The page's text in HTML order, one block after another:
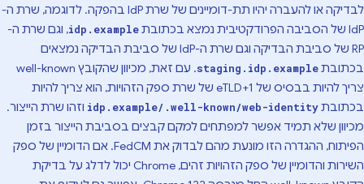
לבדיקה או להעברה יהיו תת-דומיינים של שרת IdP בהפקה. לדוגמה, שרת ה-
IdP של הסביבה הפרודקטיבית נמצא בכתובת
idp.example, וגם שרת ה-
RP של סביבת הבדיקה וגם שרת ה-IdP של סביבת הבדיקה נמצאים
בכתובתstaging.idp.example
. עם זאת, מכיוון שהקובץ well-known
צריך להיות בבסיס של eTLD+1 של שרת ספק הזהויות, הוא צריך להיות
בכתובתidp.example/.well-known/web-identity וזהו שרת הייצור.
מכיוון שלא תמיד אפשר למפתחים למקם קבצים בסביבת הייצור בזמן
הפיתוח, ההגדרה הזו מונעת מהם לבדוק את FedCM. אם הדומיין של ספק
השירות והדומיין של ספק הזהויות זהים, Chrome יכול לדלג על בדיקת